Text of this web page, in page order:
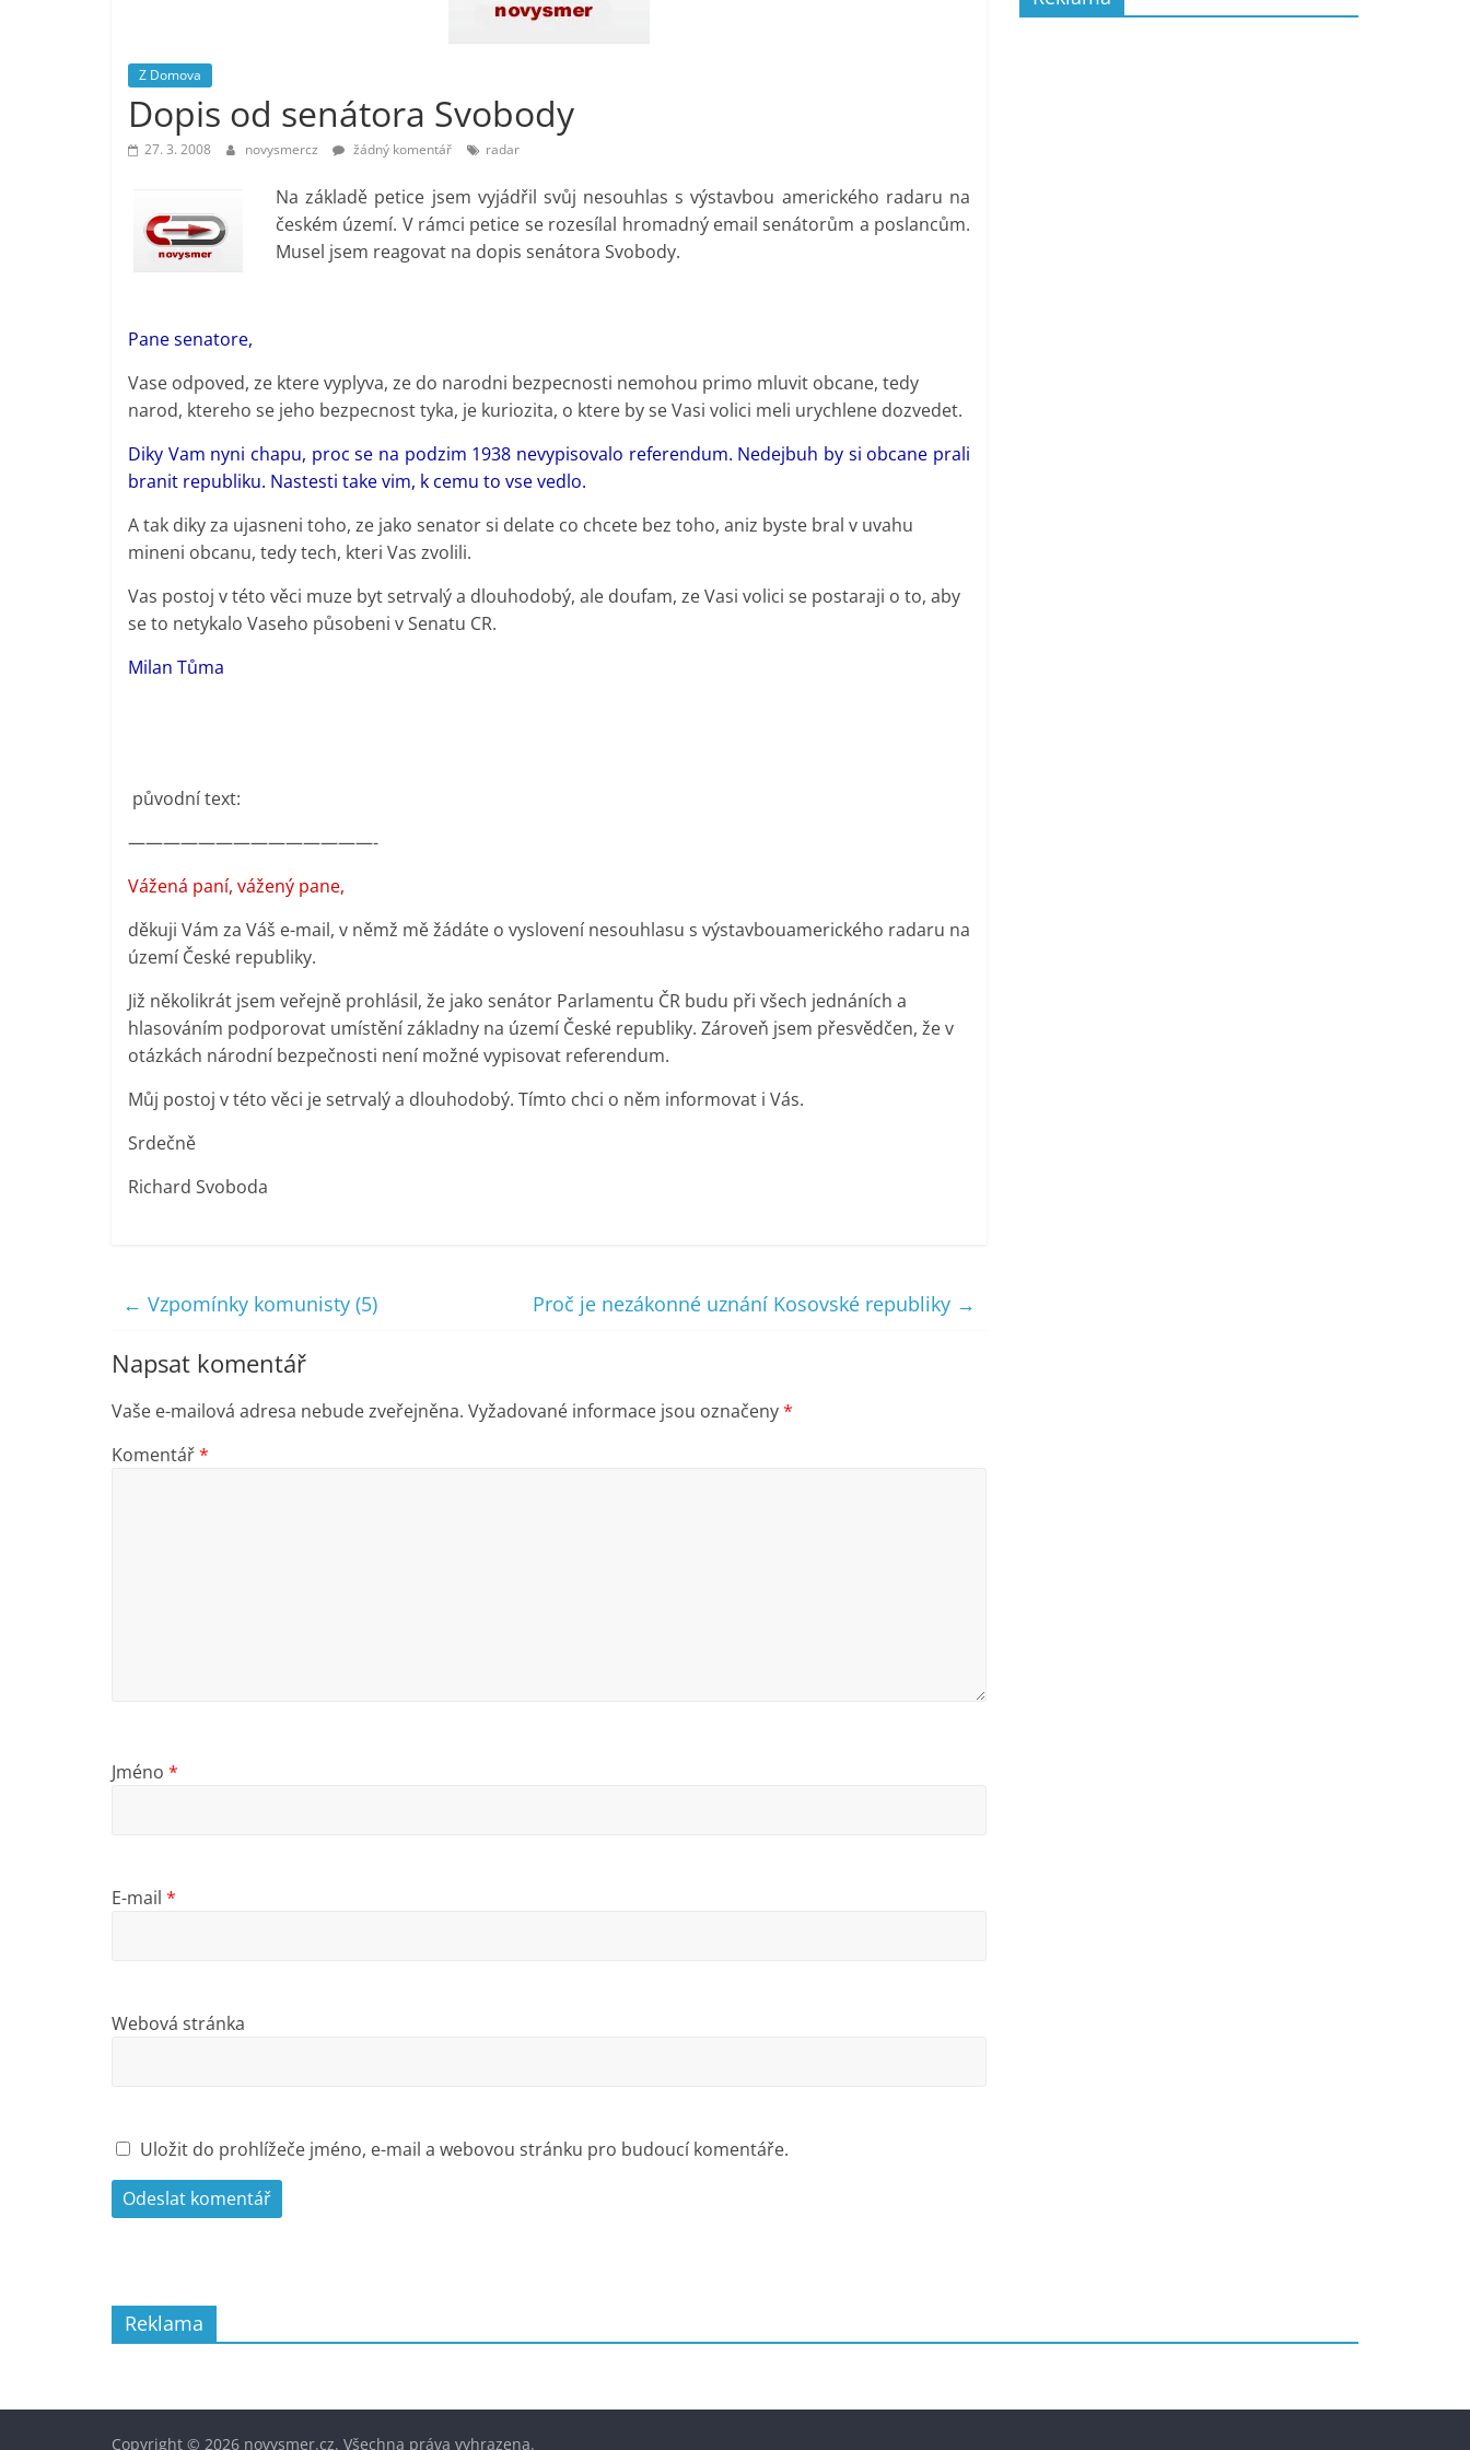
Z Domova
Dopis od senátora Svobody
27. 3. 2008 novysmercz žádný komentář radar
Na základě petice jsem vyjádřil svůj nesouhlas s výstavbou amerického radaru na
českém území. V rámci petice se rozesílal hromadný email senátorům a poslancům.
Musel jsem reagovat na dopis senátora Svobody.
Pane senatore,
Vase odpoved, ze ktere vyplyva, ze do narodni bezpecnosti nemohou primo mluvit obcane, tedy
narod, ktereho se jeho bezpecnost tyka, je kuriozita, o ktere by se Vasi volici meli urychlene dozvedet.
Diky Vam nyni chapu, proc se na podzim 1938 nevypisovalo referendum. Nedejbuh by si obcane prali
branit republiku. Nastesti take vim, k cemu to vse vedlo.
A tak diky za ujasneni toho, ze jako senator si delate co chcete bez toho, aniz byste bral v uvahu
mineni obcanu, tedy tech, kteri Vas zvolili.
Vas postoj v této věci muze byt setrvalý a dlouhodobý, ale doufam, ze Vasi volici se postaraji o to, aby
se to netykalo Vaseho působeni v Senatu CR.
Milan Tůma
původní text:
——————————————-
Vážená paní, vážený pane,
děkuji Vám za Váš e-mail, v němž mě žádáte o vyslovení nesouhlasu s výstavbouamerického radaru na
území České republiky.
Již několikrát jsem veřejně prohlásil, že jako senátor Parlamentu ČR budu při všech jednáních a
hlasováním podporovat umístění základny na území České republiky. Zároveň jsem přesvědčen, že v
otázkách národní bezpečnosti není možné vypisovat referendum.
Můj postoj v této věci je setrvalý a dlouhodobý. Tímto chci o něm informovat i Vás.
Srdečně
Richard Svoboda
← Vzpomínky komunisty (5) Proč je nezákonné uznání Kosovské republiky →
Napsat komentář
Vaše e-mailová adresa nebude zveřejněna. Vyžadované informace jsou označeny*
Komentář*
Jméno *
E-mail *
Webová stránka
Uložit do prohlížeče jméno, e-mail a webovou stránku pro budoucí komentáře.
Reklama
Copyright © 2026 novysmer.cz. Všechna práva vyhrazena.